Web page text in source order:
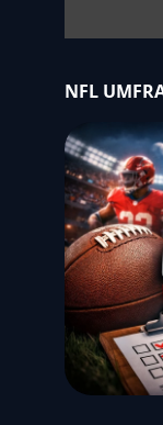
NFL